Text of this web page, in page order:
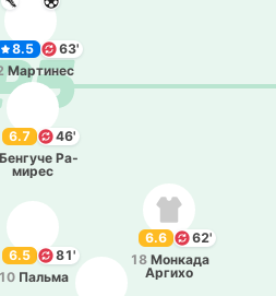
8.5
63'
Ма­рти­нес
6.5
81'
10 Пальма
6.6
62'
18 Мо­нка­да
Аргихо
6.7
46'
Бе­нгу­че Ра­
ми­рес